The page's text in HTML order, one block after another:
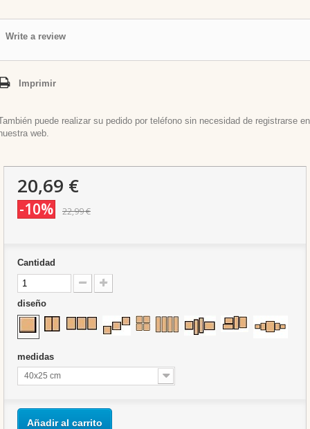
Write a review
Imprimir
puede realizar su pedido por teléfono sin necesidad de registrarse en
web.
20,69 €
-10% 22,99 €
Cantidad
diseño
medidas
40x25 cm
Añadir al carrito